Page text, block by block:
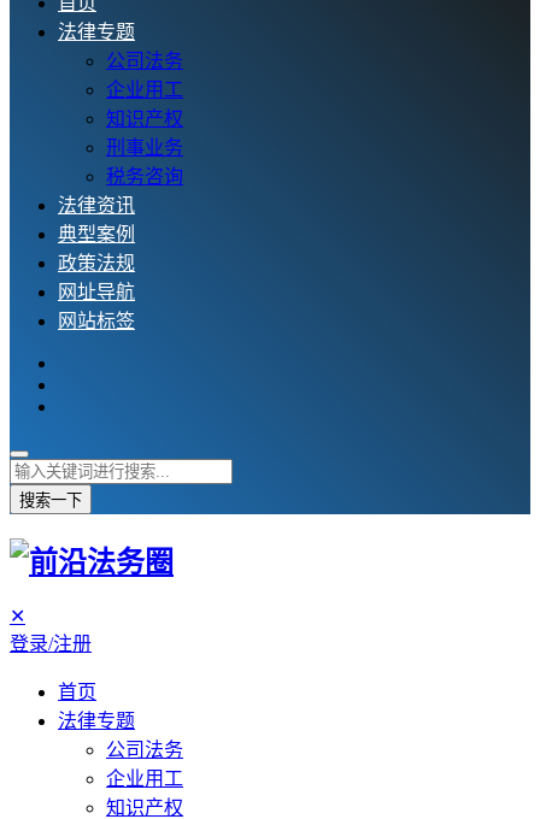
法律专题
公司法务
企业用工
知识产权
刑事业务
税务咨询
法律资讯
典型案例
政策法规
网址导航
网站标签
搜索一下
✕
登录/注册
首页
法律专题
公司法务
企业用工
知识产权